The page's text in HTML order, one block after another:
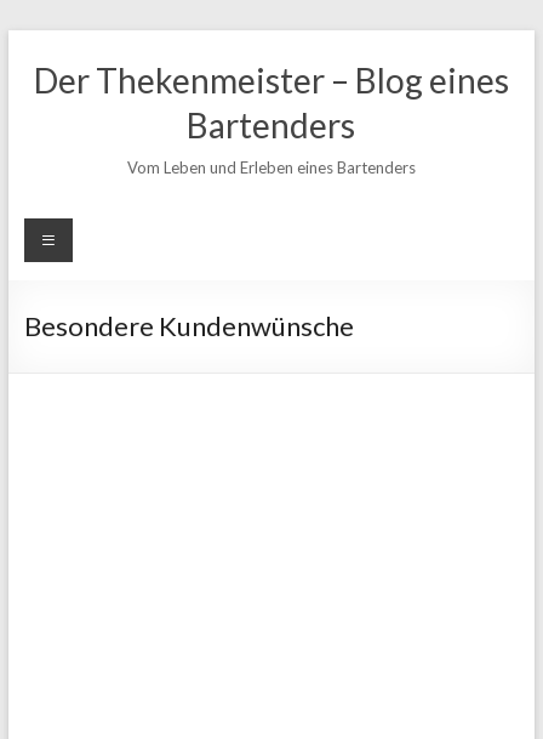
Inhalt
springen
Der Thekenmeister – Blog eines
Bartenders
Vom Leben und Erleben eines Bartenders
Besondere Kundenwünsche